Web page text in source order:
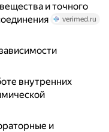
и точного
verimed.ru
внутренних
и